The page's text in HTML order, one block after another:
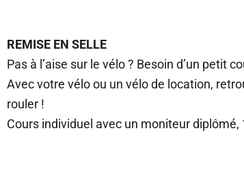
REMISE EN SELLE
Pas à l’aise sur le vélo ? Besoin d’un petit
Avec votre vélo ou un vélo de location,
rouler !
Cours individuel avec un moniteur diplômé,